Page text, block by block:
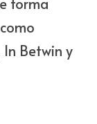
Betwin y